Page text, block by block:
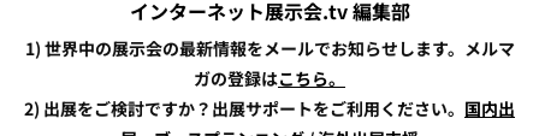
インターネット展示会.tv 編集部
1) 世界中の展示会の最新情報をメールでお知らせします。メルマ
ガの登録はこちら。
2) 出展をご検討ですか？出展サポートをご利用ください。 国内出